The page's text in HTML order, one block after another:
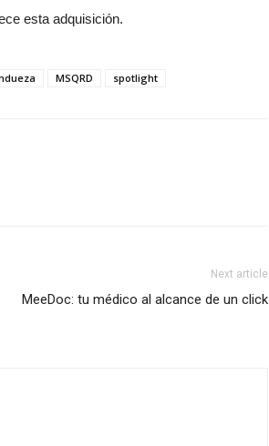
esta adquisición.
MSQRD spotlight
Next article
MeeDoc: tu médico al alcance de un click